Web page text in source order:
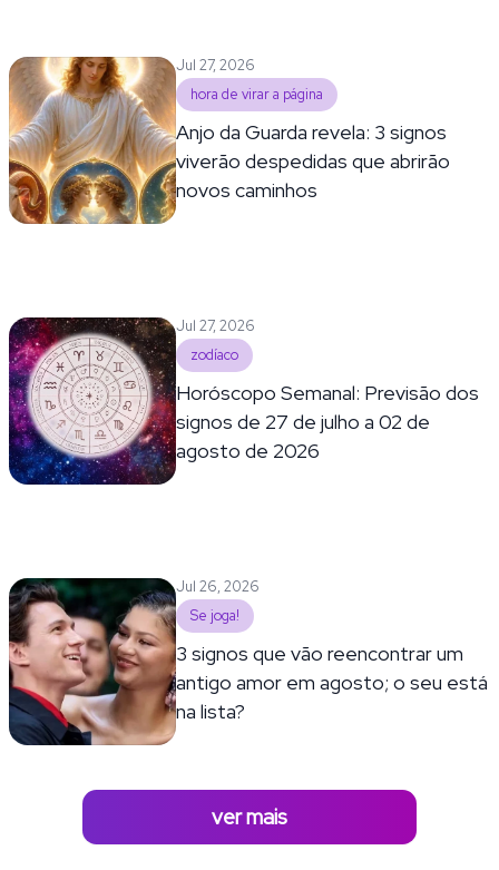
Jul 27, 2026
hora de virar a página
Anjo da Guarda revela: 3 signos
viverão despedidas que abrirão
novos caminhos
Jul 27, 2026
zodíaco
Horóscopo Semanal: Previsão dos
signos de 27 de julho a 02 de
agosto de 2026
Jul 26, 2026
Se joga!
3 signos que vão reencontrar um
antigo amor em agosto; o seu está
na lista?
ver mais